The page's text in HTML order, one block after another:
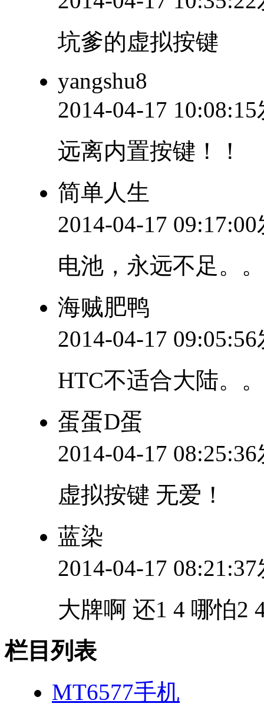
坑爹的虚拟按键
yangshu8
2014-04-17
远离内置按键！！
简单人生
2014-04-17
电池，永远不足。。
海贼肥鸭
2014-04-17
HTC不适合大陆。。
蛋蛋D蛋
2014-04-17
虚拟按键 无爱！
蓝染
2014-04-17
大牌啊 还1 4 哪怕2
栏目列表
MT6577手机